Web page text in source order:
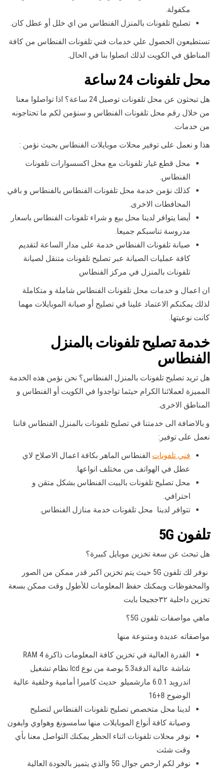
مكفولة.
تصليح تلفونات بالمنزل الفنطاس من اي خلل أو عطل كان.
تستطيعون الحصول علي خدمات فني تلفونات الفنطاس من كافة
المناطق في الكويت لذلك اتصلوا بنا في الحال.
محل تلفونات 24 ساعة
هل تبحثون عن محل تلفونات توصيل 24 ساعة؟ اذا تواصلوا معنا
من خلال رقم محل تلفونات الفنطاس و سنؤمن لكم ما تحتاجونه
من خدمات.
هذا و نعمل على توفير محلات موبايلات الفنطاس بحيث نؤمن :
محل قطع غيار تلفونات مع محل اكسسوارات تلفونات
الفنطاس.
كذلك نؤمن خدمة محل تلفونات الفنطاس بالفنطاس و باقي
المحافطات الاخرى.
أيضا يتوافر لدينا محل بيع و شراء تلفونات الفنطاس باسعار
مدروسة تناسبكم جميعا.
صيانة تلفونات الفنطاس خدمة على مدار الساعة لتقديم
كافة عمليات الصيانة عبر تصليح تلفونات متنقل لصيانة
تلفونات بالمنزل في مركز الفنطاس
ان اعمال و خدمات محل تلفونات الفنطاس شاملة و متكاملة
لذلك يمكنكم الاعتماد علينا في تصليح أو صيانة الموبايلات مهما
كانت نوعيتها.
خدمة تصليح تلفونات بالمنزل
الفنطاس
هل تريد تصليح تلفونات بالمنزل الفنطاس؟ نحن نؤمن هذه الخدمة
المميزة لعملائنا الكرام حيثما تواجدوا في الكويت أو الفنطاس و
المناطق الاخرى.
و بالاضافة الى خدمتنا في تصليح تلفونات بالمنزل الفنطاس فاننا
نعمل على توفير:
فني تلفونات الفنطاس الماهر بكافة اعمال الاصلاح لاي
عطل في الهواتف من مختلف انواعها.
محل تصليح تلفونات بالبيت الفنطاس بشكل متقن و
احترافي.
تتوافر لدينا محل تلفونات خدمة منازل الفنطاس.
تلفون 5G
هل تبحث عن سعة تخزين موبايل كبيرة؟
نوفر لك تلفون 5G حيث يتم تخزين اكبر قدر ممكن من الصور
والمحفوظات ويمكنك حفظ المعلومات للأطول وقت ممكن بسعة
تخزين داخلية ٣٢ججيجا بايت
ماهي مواصفات تلفون 5G؟
مواصفاته عديدة ومتنوعة منها
القدرة العالية في تخزين كافة المعلومات ذاكرة RAM 4
شاشة عالية الدقة5.3 بوصة من نوع lcd نظام تشغيل
اندرويد 6.0.1 مارشميلو حديث كاميرا أمامية وخلفية عالية
الوضوح 8+16
لدينا محل متخصص تصليح تلفونات الفنطاس لتصليح
وصيانة كافة أنواع الموبايلات منها سامسونغ وهواوي وايفون
نوفر محلات تلفونات اثناء الحظر يمكنك التواصل معنا بأي
وقت شئت
نوفر لكم ارخص جوال 5G والذي يتميز بالجودة العالية